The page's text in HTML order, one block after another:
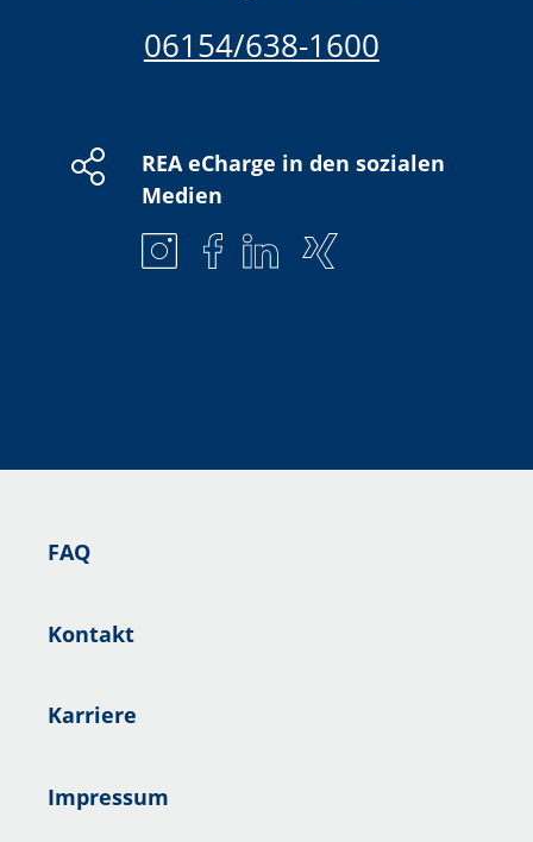
06154/638-1600
REA eCharge in den sozialen
Medien
FAQ
Kontakt
Karriere
Impressum